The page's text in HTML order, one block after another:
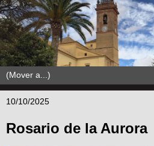
10/10/2025
Rosario de la Aurora